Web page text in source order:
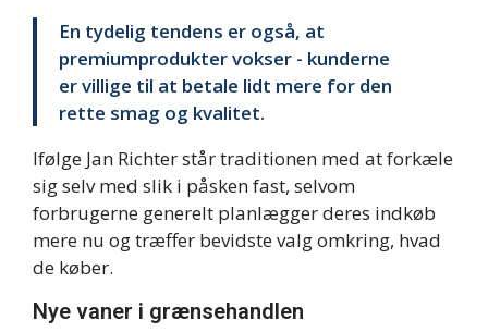
En tydelig tendens er også, at
premiumprodukter vokser - kunderne
er villige til at betale lidt mere for den
rette smag og kvalitet.
Ifølge Jan Richter står traditionen med at forkæle
sig selv med slik i påsken fast, selvom
forbrugerne generelt planlægger deres indkøb
mere nu og træffer bevidste valg omkring, hvad
de køber.
Nye vaner i grænsehandlen